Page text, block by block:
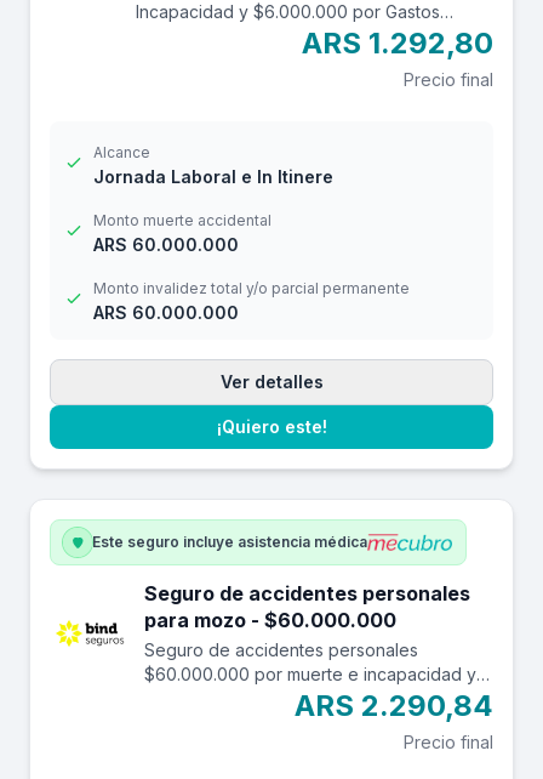
Incapacidad y $6.000.000 por Gastos
Médicos contra accidentes mientras estás
trabajando y en el trayecto in itinere. Las
edades aceptadas son desde los 14 a los
ARS 1.292,80
Precio final
Alcance
Jornada Laboral e In Itinere
Monto muerte accidental
ARS 60.000.000
Monto invalidez total y/o parcial permanente
ARS 60.000.000
Ver detalles
¡Quiero este!
Este seguro incluye asistencia médica
Seguro de accidentes personales
para mozo - $60.000.000
Seguro de accidentes personales
$60.000.000 por muerte e incapacidad y
$7.000.000 por reembolso de gastos
médicos con una franquicia de $3.000.-
ARS 2.290,84
Precio final